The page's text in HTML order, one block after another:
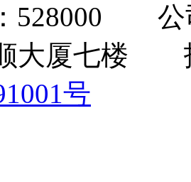
528000 公
大厦七楼
号